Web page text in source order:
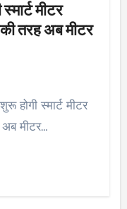
मीटर
तरह अब मीटर
अब मीटर…